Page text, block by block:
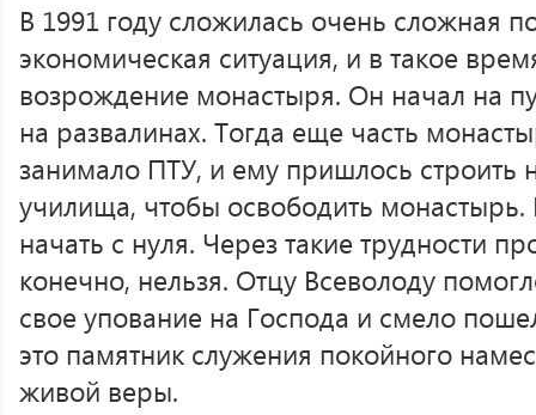
В 1991 году сложилась очень сложная
экономическая ситуация, и в такое
возрождение монастыря. Он начал на
на развалинах. Тогда еще часть
занимало ПТУ, и ему пришлось строить
училища, чтобы освободить
начать с нуля. Через такие трудности
конечно, нельзя. Отцу Всеволоду
свое упование на Господа и смело
это памятник служения покойного
живой веры.